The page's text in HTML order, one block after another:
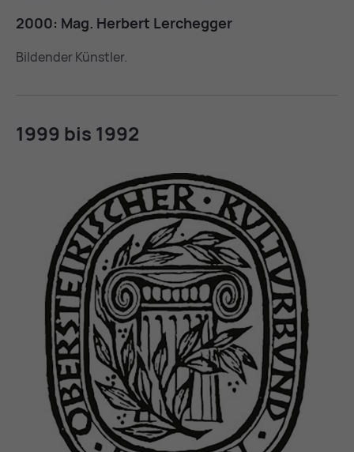
2000: Mag. Her­bert Ler­cheg­ger
Bildender Künstler.
1999 bis 1992